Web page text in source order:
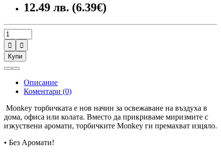
12.49 лв. (6.39€)


Купи
Описание
Коментари (0)
Monkey торбичката е нов начин за освежаване на въздуха в
дома, офиса или колата. Вместо да прикриваме миризмите с
изкуствени аромати, торбичките Monkey ги премахват изцяло.
• Без Аромати!